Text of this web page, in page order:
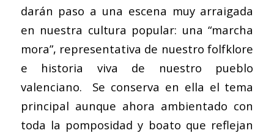
darán paso a una escena muy arraigada
en nuestra cultura popular: una “marcha
mora”, representativa de nuestro folfklore
e historia viva de nuestro pueblo
valenciano. Se conserva en ella el tema
principal aunque ahora ambientado con
toda la pomposidad y boato que reflejan